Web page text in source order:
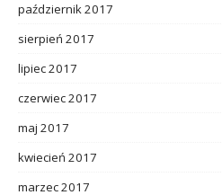
październik 2017
sierpień 2017
lipiec 2017
czerwiec 2017
maj 2017
kwiecień 2017
marzec 2017